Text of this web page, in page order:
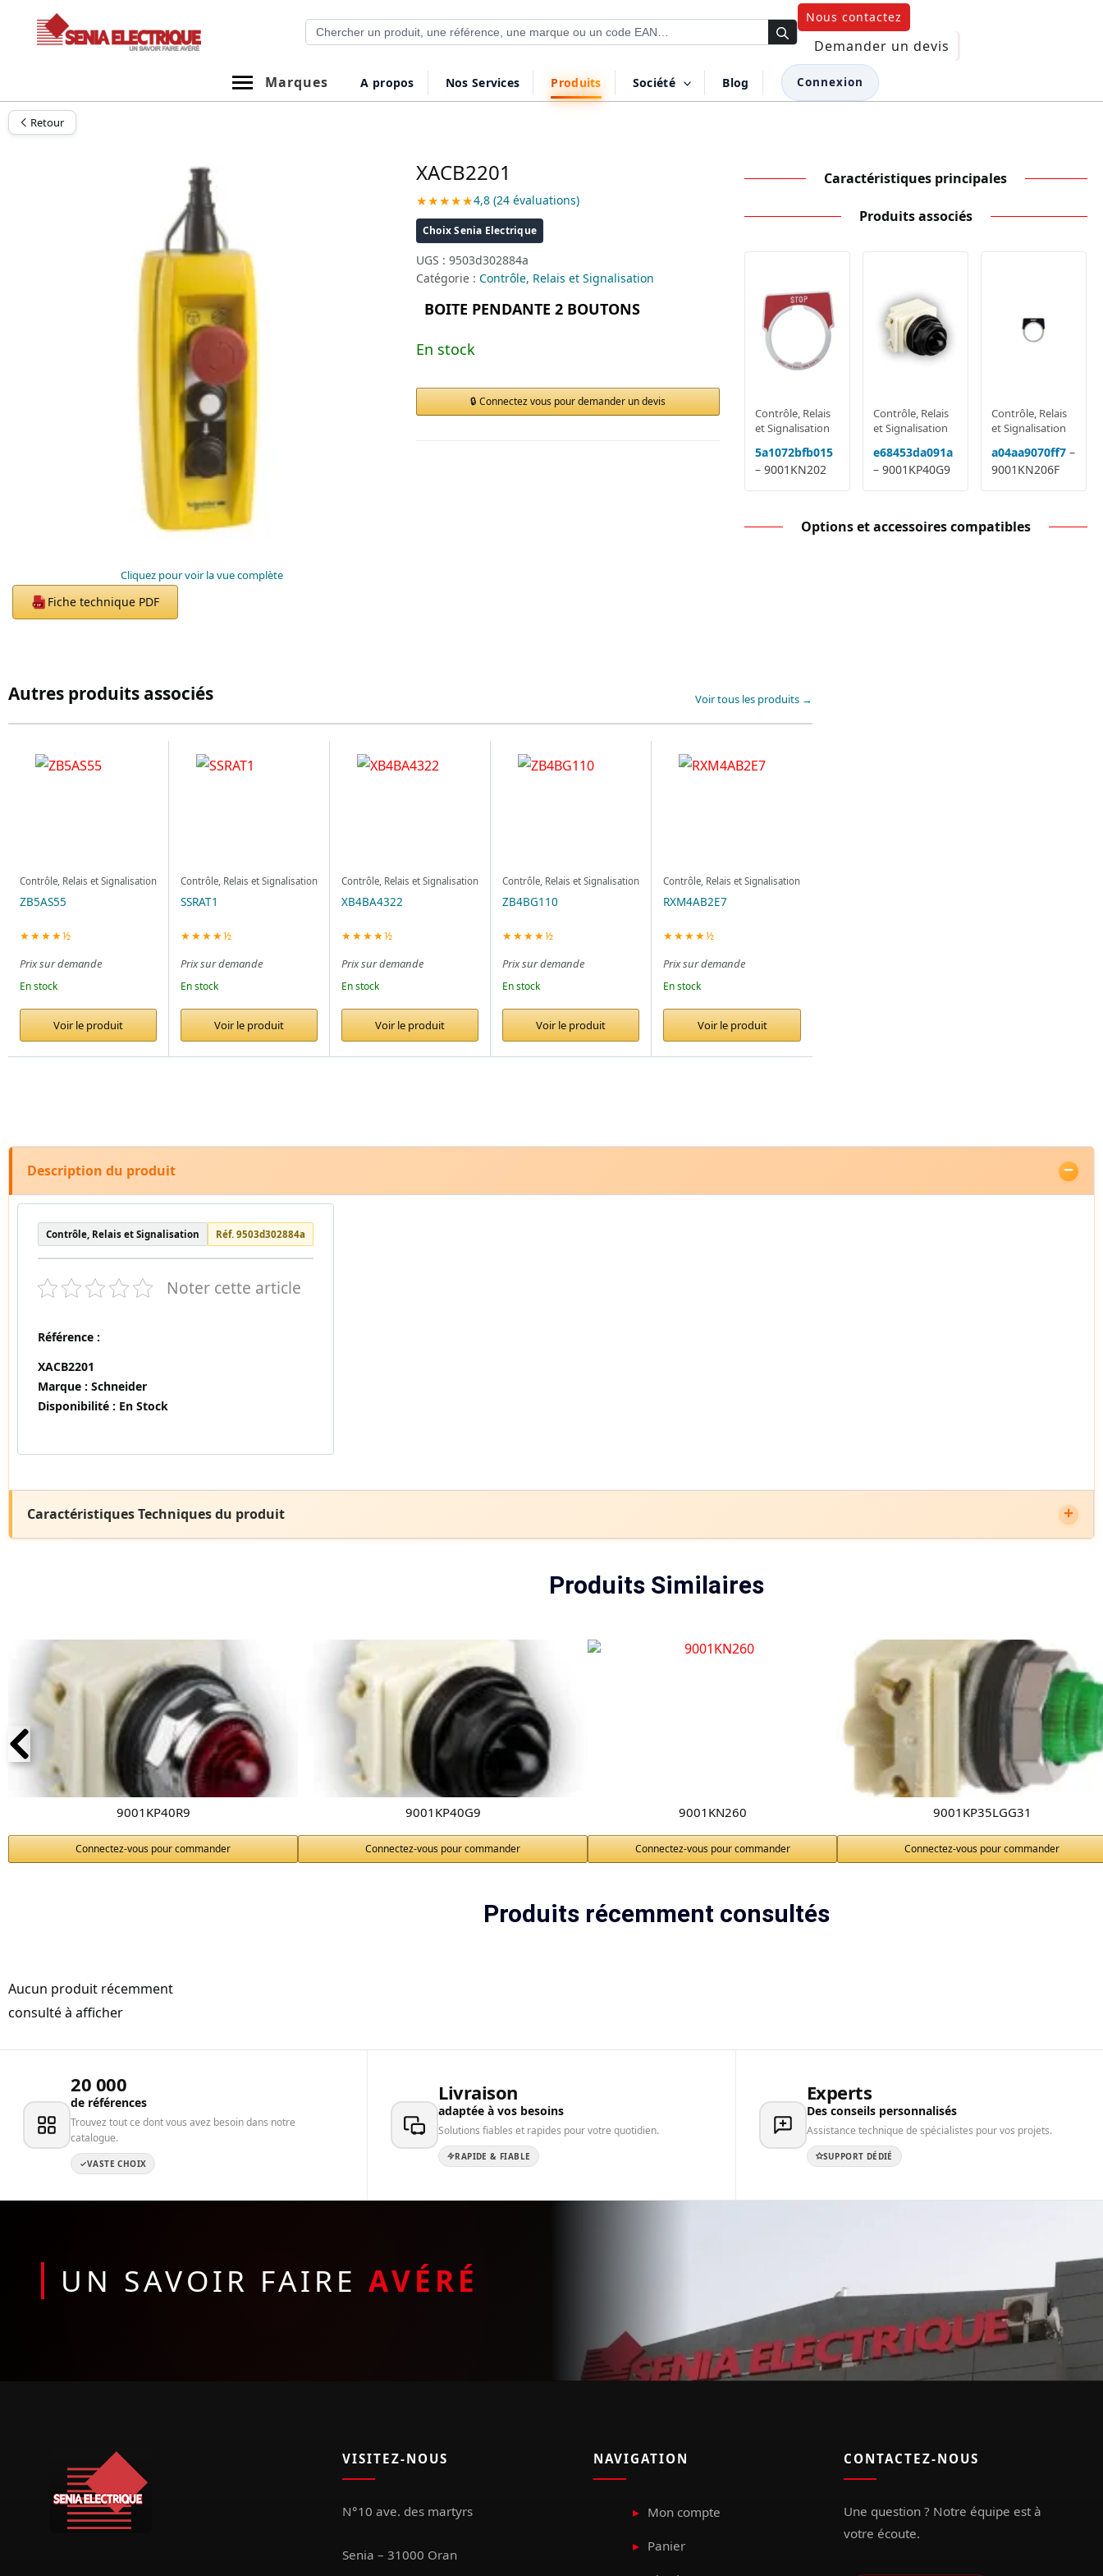
Recherche de produits
Nous contactez
Demander un devis
Marques
A propos Nos Services Produits Société Blog Connexion
Retour
Cliquez pour voir la vue complète
PDF Fiche technique PDF
XACB2201
★★★★★4,8 (24 évaluations)
Choix Senia Electrique
UGS : 9503d302884a
Catégorie : Contrôle, Relais et Signalisation
BOITE PENDANTE 2 BOUTONS
En stock
Connectez vous pour demander un devis
Caractéristiques principales
Produits associés
Contrôle, Relais
et Signalisation
5a1072bfb015
– 9001KN202
Contrôle, Relais
et Signalisation
e68453da091a
– 9001KP40G9
Contrôle, Relais
et Signalisation
a04aa9070ff7 –
9001KN206F
Options et accessoires compatibles
Autres produits associés Voir tous les produits →
Contrôle, Relais et Signalisation
ZB5AS55
★★★★½
Prix sur demande
En stock
Voir le produit
Contrôle, Relais et Signalisation
SSRAT1
★★★★½
Prix sur demande
En stock
Voir le produit
Contrôle, Relais et Signalisation
XB4BA4322
★★★★½
Prix sur demande
En stock
Voir le produit
Contrôle, Relais et Signalisation
ZB4BG110
★★★★½
Prix sur demande
En stock
Voir le produit
Contrôle, Relais et Signalisation
RXM4AB2E7
★★★★½
Prix sur demande
En stock
Voir le produit
Description du produit
Contrôle, Relais et Signalisation Réf. 9503d302884a
Noter cette article
Référence :
XACB2201
Marque : Schneider
Disponibilité : En Stock
Caractéristiques Techniques du produit
Produits Similaires
9001KP40R9
Connectez-vous pour commander
9001KP40G9
Connectez-vous pour commander
9001KN260
Connectez-vous pour commander
9001KP35LGG31
Connectez-vous pour commander
Produits récemment consultés
Aucun produit récemment
consulté à afficher
20 000
de références
Trouvez tout ce dont vous avez besoin dans notre
catalogue.
VASTE CHOIX
Livraison
adaptée à vos besoins
Solutions fiables et rapides pour votre quotidien.
RAPIDE & FIABLE
Experts
Des conseils personnalisés
Assistance technique de spécialistes pour vos projets.
SUPPORT DÉDIÉ
UN SAVOIR FAIRE AVÉRÉ
VISITEZ-NOUS
N°10 ave. des martyrs
Senia – 31000 Oran
NAVIGATION
Mon compte
Panier
CONTACTEZ-NOUS
Une question ? Notre équipe est à
votre écoute.